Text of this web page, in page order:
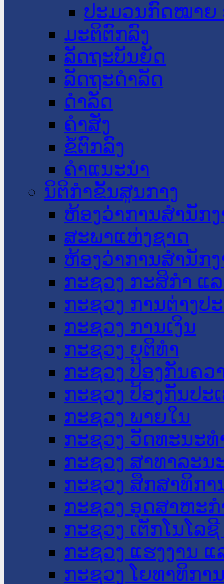
ປະມວນກົດໝາຍ
ມະຕິຕົກລົງ
ລັດຖະບັນຍັດ
ລັດຖະດໍາລັດ
ດໍາລັດ
ຄໍາສັ່ງ
ຂໍ້ຕົກລົງ
ຄໍາແນະນໍາ
ນິຕິກໍາຂັ້ນສູນກາງ
ຫ້ອງວ່າການສໍານັກ
ສະພາແຫ່ງຊາດ
ຫ້ອງວ່າການສຳນັກ
ກະຊວງ ກະສິກຳ ແ
ກະຊວງ ການຕ່າງປ
ກະຊວງ ການເງິນ
ກະຊວງ ຍຸຕິທໍາ
ກະຊວງ ປ້ອງກັນຄວ
ກະຊວງ ປ້ອງກັນປະ
ກະຊວງ ພາຍໃນ
ກະຊວງ ວັດທະນະ
ກະຊວງ ສາທາລະນ
ກະຊວງ ສຶກສາທິກາ
ກະຊວງ ອຸດສາຫະ
ກະຊວງ ເຕັກໂນໂລ
ກະຊວງ ແຮງງານ
ກະຊວງ ໂຍທາທິກາ